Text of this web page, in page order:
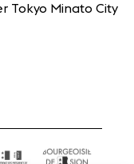
Tokyo Minato City